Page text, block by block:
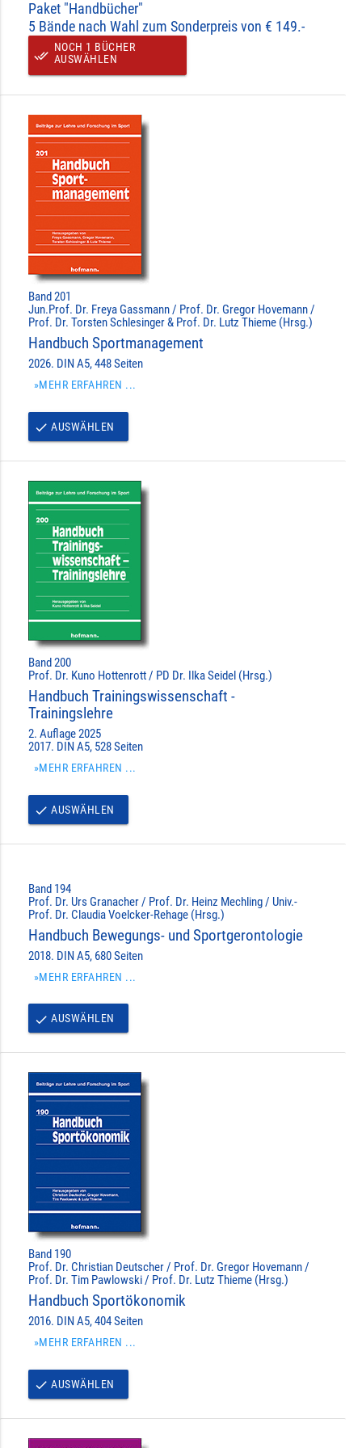
Paket "Handbücher"
5 Bände nach Wahl zum Sonderpreis von € 149.-
done_all
NOCH 1 BÜCHER
AUSWÄHLEN
Band 201
Jun.Prof. Dr. Freya Gassmann / Prof. Dr. Gregor Hovemann /
Prof. Dr. Torsten Schlesinger & Prof. Dr. Lutz Thieme (Hrsg.)
Handbuch Sportmanagement
2026. DIN A5, 448 Seiten
»MEHR ERFAHREN ...
done AUSWÄHLEN
Band 200
Prof. Dr. Kuno Hottenrott / PD Dr. Ilka Seidel (Hrsg.)
Handbuch Trainingswissenschaft -
Trainingslehre
2. Auflage 2025
2017. DIN A5, 528 Seiten
»MEHR ERFAHREN ...
done AUSWÄHLEN
Band 194
Prof. Dr. Urs Granacher / Prof. Dr. Heinz Mechling / Univ.-
Prof. Dr. Claudia Voelcker-Rehage (Hrsg.)
Handbuch Bewegungs- und Sportgerontologie
2018. DIN A5, 680 Seiten
»MEHR ERFAHREN ...
done AUSWÄHLEN
Band 190
Prof. Dr. Christian Deutscher / Prof. Dr. Gregor Hovemann /
Prof. Dr. Tim Pawlowski / Prof. Dr. Lutz Thieme (Hrsg.)
Handbuch Sportökonomik
2016. DIN A5, 404 Seiten
»MEHR ERFAHREN ...
done AUSWÄHLEN